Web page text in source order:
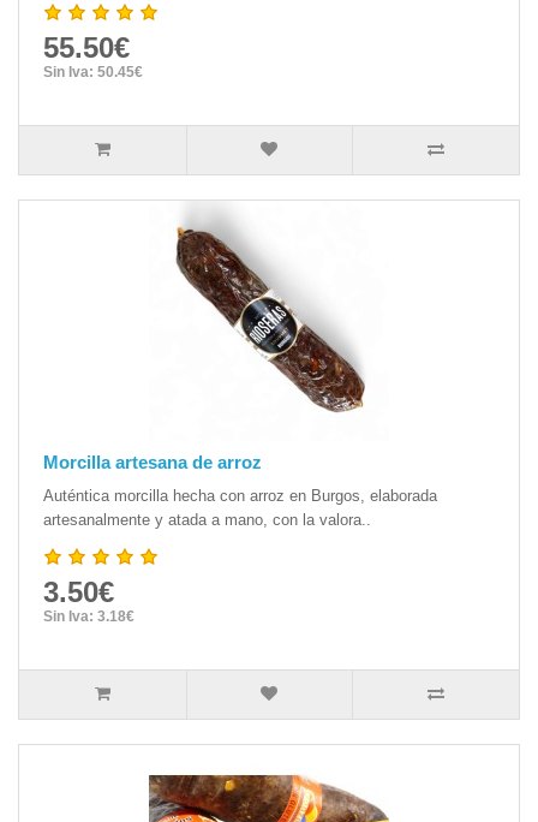
55.50€
Sin Iva: 50.45€
Morcilla artesana de arroz
Auténtica morcilla hecha con arroz en Burgos, elaborada
artesanalmente y atada a mano, con la valora..
3.50€
Sin Iva: 3.18€